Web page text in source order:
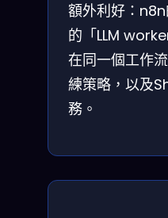
額外利好：
的「LLM
在同一個工作
練策略，以及
務。